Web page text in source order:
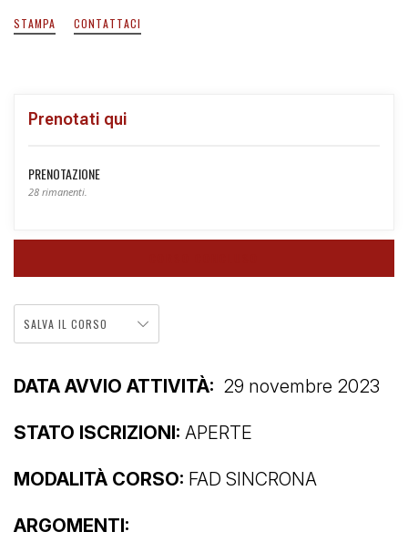
STAMPA CONTATTACI
Prenotati qui
PRENOTAZIONE
28 rimanenti.
SALVA IL CORSO
DATA AVVIO ATTIVITÀ: 29 novembre 2023
STATO ISCRIZIONI: APERTE
MODALITÀ CORSO: FAD SINCRONA
ARGOMENTI: